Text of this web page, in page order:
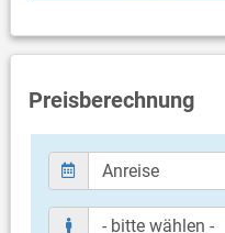
Balkon & Terrasse
Weitere Informationen
Grillen nicht erlaubt
Privater Parkplatz auf
Haustier nicht erlaubt
Bettwäsche vorhanden
Preisberechnung